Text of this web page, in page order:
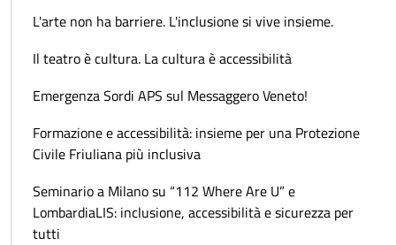
L'arte non ha barriere. L'inclusione si vive insieme.
Il teatro è cultura. La cultura è accessibilità
Emergenza Sordi APS sul Messaggero Veneto!
Formazione e accessibilità: insieme per una Protezione
Civile Friuliana più inclusiva
Seminario a Milano su “112 Where Are U” e
LombardiaLIS: inclusione, accessibilità e sicurezza per
tutti